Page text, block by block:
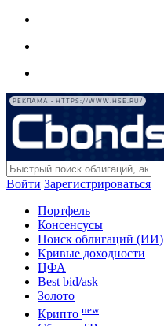
РЕКЛАМА • HTTPS://WWW.HSE.RU/
Войти Зарегистрироваться
Портфель
Консенсусы
Поиск облигаций (ИИ)
Кривые доходности
ЦФА
Best bid/ask
Золото
Крипто new